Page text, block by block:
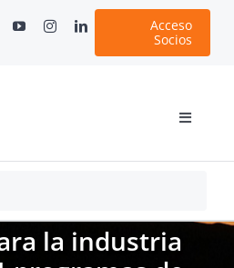
Acceso
Socios
Toggle
Documentos
la industria